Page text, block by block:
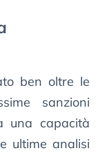
ben oltre le
sanzioni
una capacità
ultime analisi